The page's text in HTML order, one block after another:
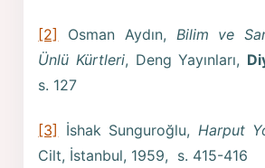
[2] Osman Aydın, Bilim ve
Ünlü Kürtleri, Deng Yayınları,
s. 127
[3] İshak Sunguroğlu, Harput
Cilt, İstanbul, 1959, s. 415-416